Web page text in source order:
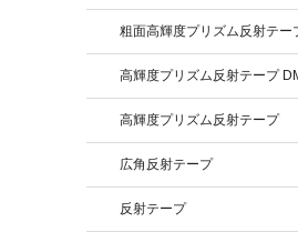
粗面高輝度プリズム反射テー
高輝度プリズム反射テープ
高輝度プリズム反射テープ
広角反射テープ
反射テープ